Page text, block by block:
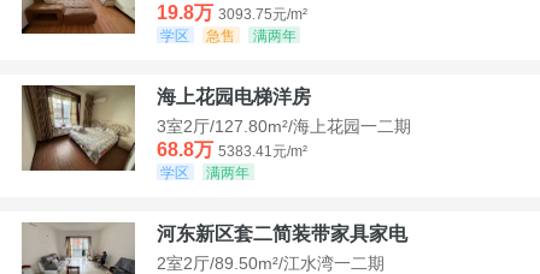
19.8万 3093.75元/m²
学区
急售 满两年
海上花园电梯洋房
3室2厅/127.80m²/海上花园一二期
68.8万 5383.41元/m²
学区
满两年
河东新区套二简装带家具家电
2室2厅/89.50m²/江水湾一二期